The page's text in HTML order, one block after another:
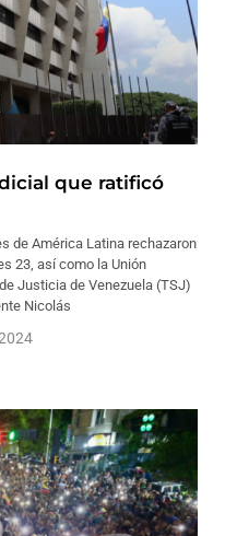
que ratificó
de América Latina rechazaron
23, así como la Unión
Justicia de Venezuela (TSJ)
Nicolás